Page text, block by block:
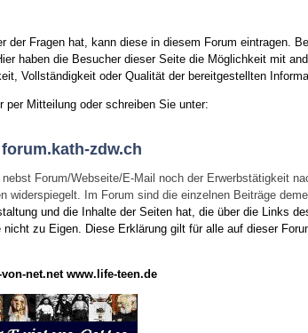
Fragen hat, kann diese in diesem Forum eintragen.
haben die Besucher dieser Seite die Möglichkeit mit
Vollständigkeit oder Qualität der bereitgestellten
Mitteilung oder schreiben Sie unter:
forum.kath-zdw.ch
Forum/Webseite/E-Mail noch der Erwerbstätigkeit
Im Forum sind die einzelnen Beiträge
und die Inhalte der Seiten hat, die über die Links
nicht zu Eigen. Diese Erklärung gilt für alle auf dieser
net.net www.life-teen.de